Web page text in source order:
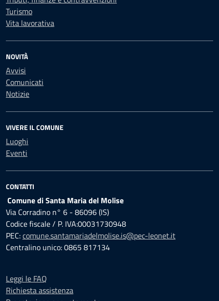
Turismo
Vita lavorativa
NOVITÀ
Avvisi
Comunicati
Notizie
VIVERE IL COMUNE
Luoghi
Eventi
CONTATTI
Comune di Santa Maria del Molise
Via Corradino n° 6 - 86096 (IS)
Codice fiscale / P. IVA:00031730948
PEC:comune.santamariadelmolise.is@pec-leonet.it
Centralino unico: 0865 817134
Leggi le FAQ
Richiesta assistenza